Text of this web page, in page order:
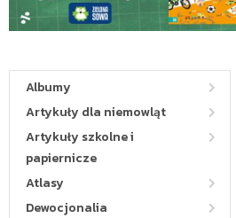
Albumy
Artykuły dla niemowląt
Artykuły szkolne i
papiernicze
Atlasy
Dewocjonalia